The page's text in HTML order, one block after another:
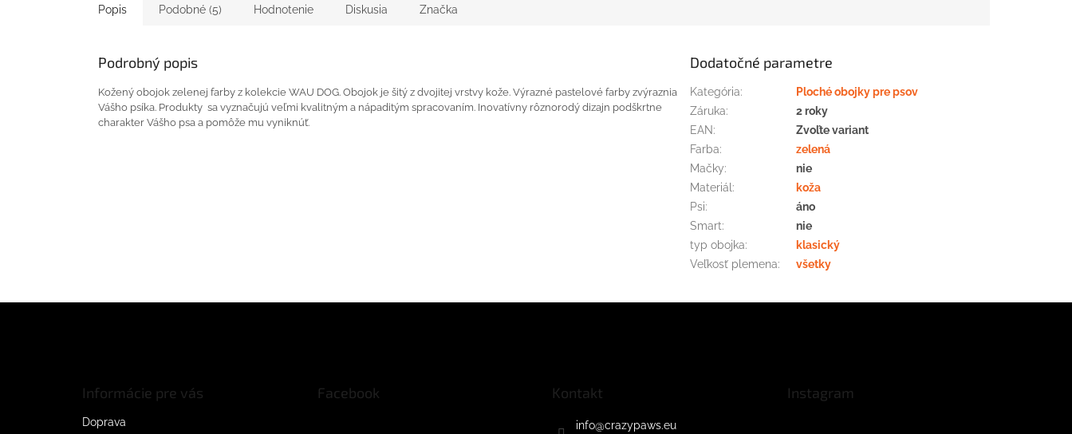
Popis Podobné (5) Hodnotenie Diskusia Značka
Podrobný popis
Kožený obojok zelenej farby z kolekcie WAU DOG. Obojok je šitý z dvojitej vrstvy kože. Výrazné pastelové farby zvýraznia
Vášho psíka. Produkty sa vyznačujú veľmi kvalitným a nápaditým spracovaním. Inovatívny rôznorodý dizajn podškrtne
charakter Vášho psa a pomôže mu vyniknúť.
Dodatočné parametre
Kategória:
Ploché obojky pre psov
Záruka:
2 roky
EAN:
Zvoľte variant
Farba:
zelená
Mačky:
nie
Materiál :
koža
Psi:
áno
Smart:
nie
typ obojka:
klasický
Veľkosť plemena: všetky
Informácie pre vás
Doprava
Facebook Kontakt
info@crazypaws.eu
Instagram